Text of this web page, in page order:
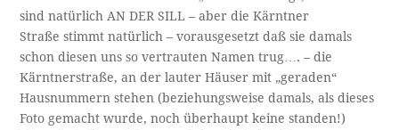
sind natürlich AN DER SILL – aber die Kärntner
Straße stimmt natürlich – vorausgesetzt daß sie damals
schon diesen uns so vertrauten Namen trug…. – die
Kärntnerstraße, an der lauter Häuser mit „geraden“
Hausnummern stehen (beziehungsweise damals, als dieses
Foto gemacht wurde, noch überhaupt keine standen!)